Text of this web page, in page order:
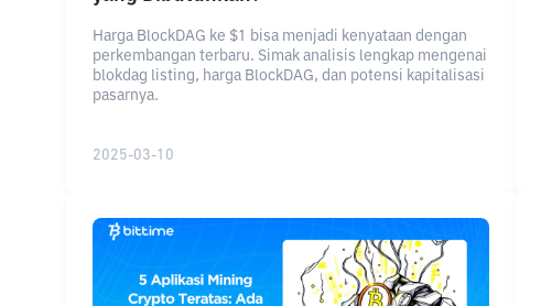
Harga BlockDAG ke $1 bisa menjadi kenyataan dengan
perkembangan terbaru. Simak analisis lengkap mengenai
blokdag listing, harga BlockDAG, dan potensi kapitalisasi
pasarnya.
2025-03-10